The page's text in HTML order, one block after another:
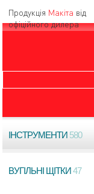
Продукція Макіта від
офіційного дилера
ІНСТРУМЕНТИ 580
ВУГІЛЬНІ ЩІТКИ47